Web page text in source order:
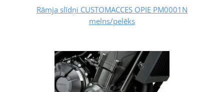
Rāmja slīdņi CUSTOMACCES OPIE PM0001N
melns/pelēks